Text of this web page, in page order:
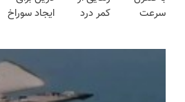
محدود)
منزل+گارانتی
قیمت بازار
سرعت
کمر درد
ایجاد سوراخ